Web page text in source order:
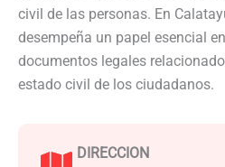
civil de las personas. En
desempeña un papel esencial
documentos legales
estado civil de los ciudadanos.
DIRECCION